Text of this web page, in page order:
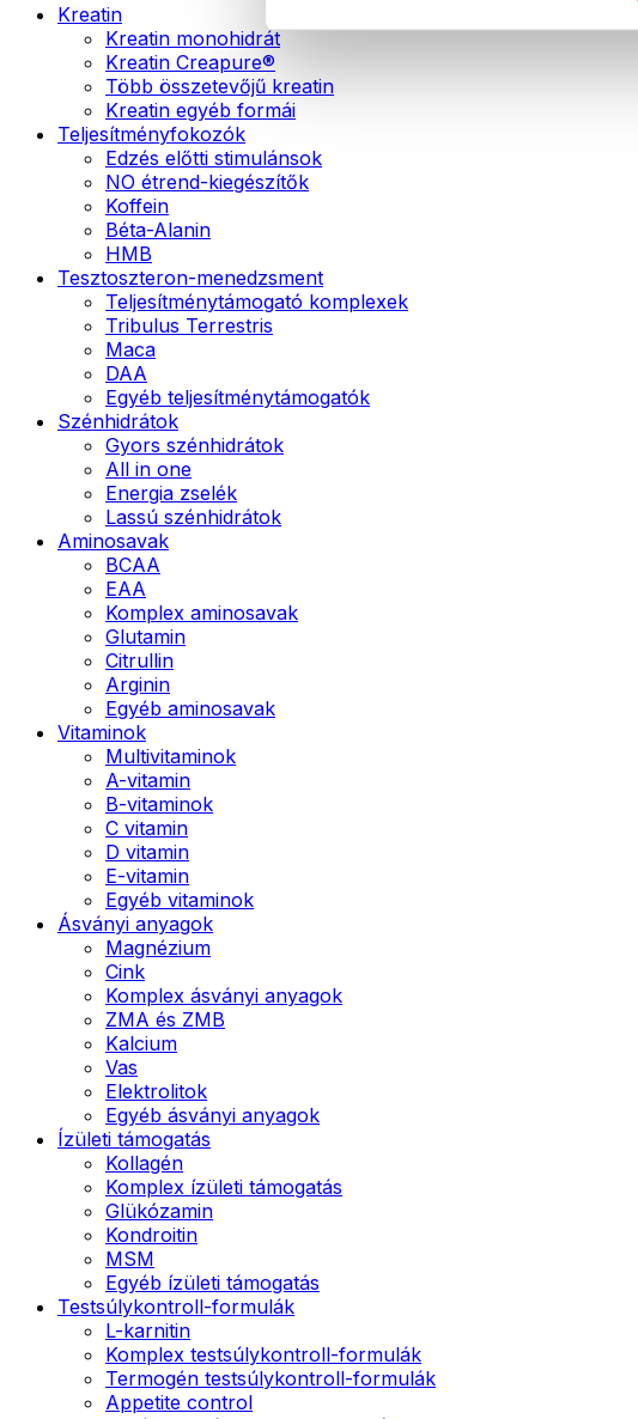
Kreatin
Kreatin monohidrát
Kreatin Creapure®
Több összetevőjű kreatin
Kreatin egyéb formái
Teljesítményfokozók
Edzés előtti stimulánsok
NO étrend-kiegészítők
Koffein
Béta-Alanin
HMB
Tesztoszteron-menedzsment
Teljesítménytámogató komplexek
Tribulus Terrestris
Maca
DAA
Egyéb teljesítménytámogatók
Szénhidrátok
Gyors szénhidrátok
All in one
Energia zselék
Lassú szénhidrátok
Aminosavak
BCAA
EAA
Komplex aminosavak
Glutamin
Citrullin
Arginin
Egyéb aminosavak
Vitaminok
Multivitaminok
A-vitamin
B-vitaminok
C vitamin
D vitamin
E-vitamin
Egyéb vitaminok
Ásványi anyagok
Magnézium
Cink
Komplex ásványi anyagok
ZMA és ZMB
Kalcium
Vas
Elektrolitok
Egyéb ásványi anyagok
Ízületi támogatás
Kollagén
Komplex ízületi támogatás
Glükózamin
Kondroitin
MSM
Egyéb ízületi támogatás
Testsúlykontroll-formulák
L-karnitin
Komplex testsúlykontroll-formulák
Termogén testsúlykontroll-formulák
Appetite control